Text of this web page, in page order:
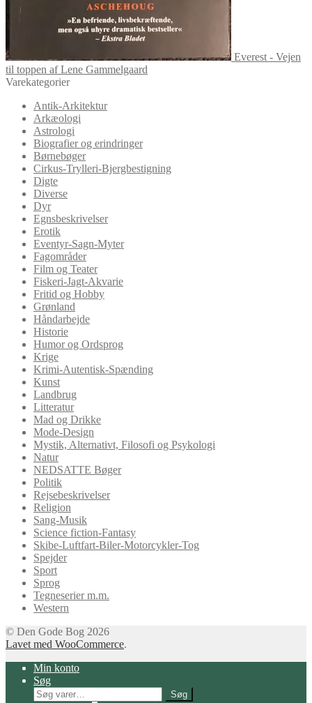
Everest - Vejen
til toppen af Lene Gammelgaard
Varekategorier
Antik-Arkitektur
Arkæologi
Astrologi
Biografier og erindringer
Børnebøger
Cirkus-Trylleri-Bjergbestigning
Digte
Diverse
Dyr
Egnsbeskrivelser
Erotik
Eventyr-Sagn-Myter
Fagområder
Film og Teater
Fiskeri-Jagt-Akvarie
Fritid og Hobby
Grønland
Håndarbejde
Historie
Humor og Ordsprog
Krige
Krimi-Autentisk-Spænding
Kunst
Landbrug
Litteratur
Mad og Drikke
Mode-Design
Mystik, Alternativt, Filosofi og Psykologi
Natur
NEDSATTE Bøger
Politik
Rejsebeskrivelser
Religion
Sang-Musik
Science fiction-Fantasy
Skibe-Luftfart-Biler-Motorcykler-Tog
Spejder
Sport
Sprog
Tegneserier m.m.
Western
© Den Gode Bog 2026
Lavet med WooCommerce.
Min konto
Søg
Søg
Søg